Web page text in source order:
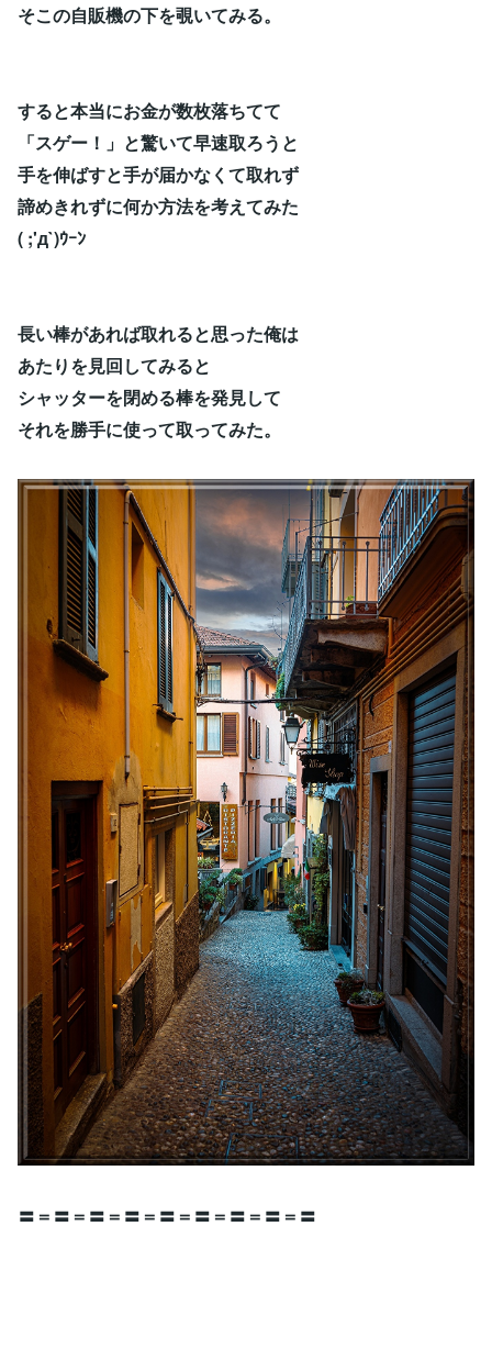
そこの自販機の下を覗いてみる。
すると本当にお金が数枚落ちてて
「スゲー！」と驚いて早速取ろうと
手を伸ばすと手が届かなくて取れず
諦めきれずに何か方法を考えてみた
( ;'д`)ｳｰﾝ
長い棒があれば取れると思った俺は
あたりを見回してみると
シャッターを閉める棒を発見して
それを勝手に使って取ってみた。
〓＝〓＝〓＝〓＝〓＝〓＝〓＝〓＝〓